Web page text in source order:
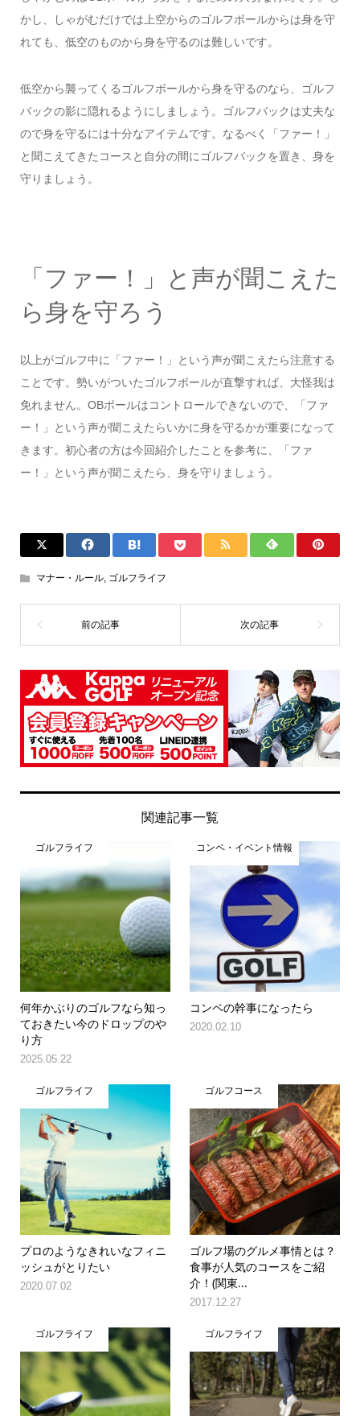
かし、しゃがむだけでは上空からのゴルフボールからは身を守
れても、低空のものから身を守るのは難しいです。
低空から襲ってくるゴルフボールから身を守るのなら、ゴルフ
バックの影に隠れるようにしましょう。ゴルフバックは丈夫な
ので身を守るには十分なアイテムです。なるべく「ファー！」
と聞こえてきたコースと自分の間にゴルフバックを置き、身を
守りましょう。
「ファー！」と声が聞こえた
ら身を守ろう
以上がゴルフ中に「ファー！」という声が聞こえたら注意する
ことです。勢いがついたゴルフボールが直撃すれば、大怪我は
免れません。OBボールはコントロールできないので、「ファ
ー！」という声が聞こえたらいかに身を守るかが重要になって
きます。初心者の方は今回紹介したことを参考に、「ファ
ー！」という声が聞こえたら、身を守りましょう。
マナー・ルール, ゴルフライフ
関連記事一覧
ゴルフライフ
何年かぶりのゴルフなら知っ
ておきたい今のドロップのや
り方
2025.05.22
コンペ・イベント情報
コンペの幹事になったら
2020.02.10
ゴルフライフ
プロのようなきれいなフィニ
ッシュがとりたい
2020.07.02
ゴルフコース
ゴルフ場のグルメ事情とは？
食事が人気のコースをご紹
介！(関東...
2017.12.27
ゴルフライフ ゴルフライフ